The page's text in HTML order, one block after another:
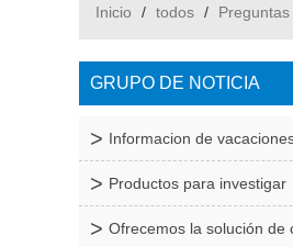
Inicio / todos /
GRUPO DE NOTICIA
Informacion de
Productos para investigar
Ofrecemos la solución de chapa de metal de